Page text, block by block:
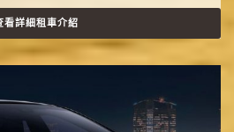
看詳細租車介紹